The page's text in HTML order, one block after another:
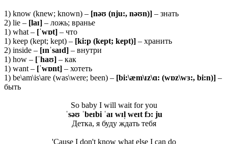
1) know (knew; known) – [nəʊ (nju:, nəʊn)] – знать
2) lie – [laɪ] – ложь; вранье
1) what – [ˈwɒt] – что
1) keep (kept; kept) – [ki:p (kept; kept)] – хранить
2) inside – [ɪnˈsaɪd] – внутри
1) how – [ˈhaʊ] – как
1) want – [ˈwɒnt] – хотеть
1) be\am\is\are (was\were; been) – [bi:\æm\ɪz\ɑ: (wɒz\wɜ:, bi:n)] –
быть
So baby I will wait for you
ˈsəʊ ˈbeɪbi ˈaɪ wɪl̩ weɪt fɔ: ju
Детка, я буду ждать тебя
'Cause I don't know what else I can do